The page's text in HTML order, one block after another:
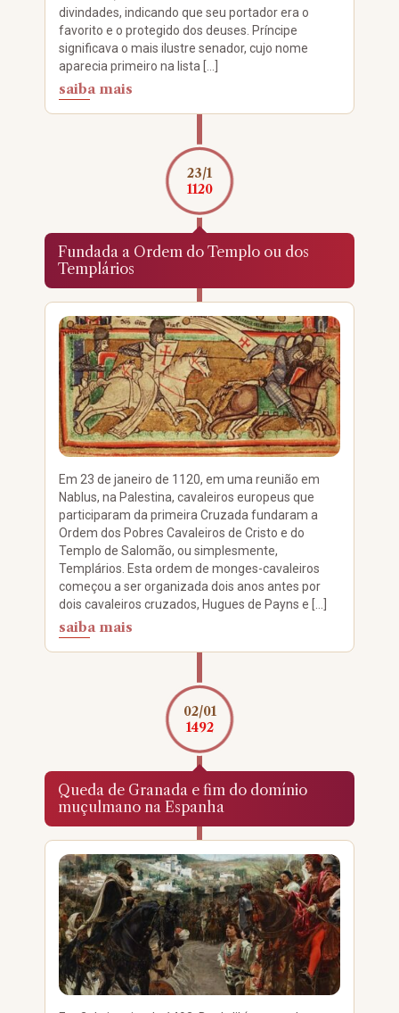
divindades, indicando que seu portador era o
favorito e o protegido dos deuses. Príncipe
significava o mais ilustre senador, cujo nome
aparecia primeiro na lista […]
saiba mais
Fundada a Ordem do Templo ou dos
Templários
23/1
1120
Em 23 de janeiro de 1120, em uma reunião em
Nablus, na Palestina, cavaleiros europeus que
participaram da primeira Cruzada fundaram a
Ordem dos Pobres Cavaleiros de Cristo e do
Templo de Salomão, ou simplesmente,
Templários. Esta ordem de monges-cavaleiros
começou a ser organizada dois anos antes por
dois cavaleiros cruzados, Hugues de Payns e […]
saiba mais
Queda de Granada e fim do domínio
muçulmano na Espanha
02/01
1492